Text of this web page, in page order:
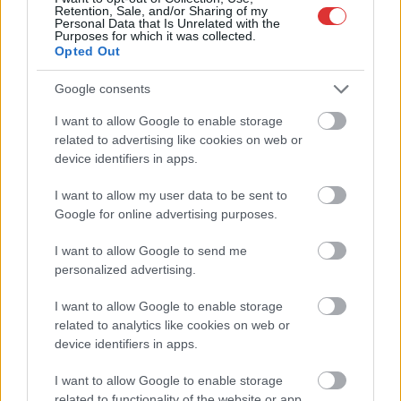
Retention, Sale, and/or Sharing of my
Personal Data that Is Unrelated with the
Purposes for which it was collected.
Opted Out
Google consents
I want to allow Google to enable storage
related to advertising like cookies on web or
device identifiers in apps.
I want to allow my user data to be sent to
Google for online advertising purposes.
I want to allow Google to send me
personalized advertising.
I want to allow Google to enable storage
related to analytics like cookies on web or
device identifiers in apps.
I want to allow Google to enable storage
Hírlevél feliratkozás
Adja meg keresztnevét:
Adja
Megismertem és elfogadom aGDPR-szabályzatot
Nem szeretne lemaradni semmiről? Csak egy kattintás, és hírlevelünk a
legfrissebb információkkal és exkluzív tartalmakkal hétről hétre